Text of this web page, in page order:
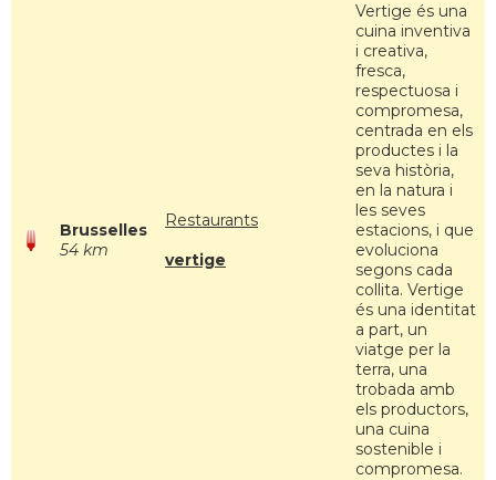
Brusselles
54 km
Restaurants
vertige
Vertige és una
cuina inventiva
i creativa,
fresca,
respectuosa i
compromesa,
centrada en els
productes i la
seva història,
en la natura i
les seves
estacions, i que
evoluciona
segons cada
collita. Vertige
és una identitat
a part, un
viatge per la
terra, una
trobada amb
els productors,
una cuina
sostenible i
compromesa.